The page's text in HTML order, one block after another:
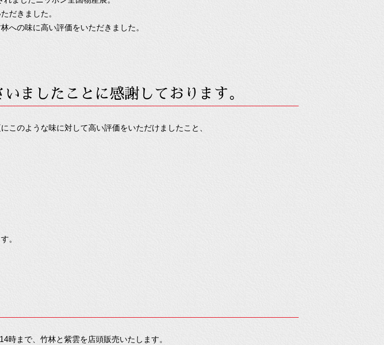
だきました。
への味に高い評価をいただきました。
ましたことに感謝しております。
このような味に対して高い評価をいただけましたこと、
。
時まで、竹林と紫雲を店頭販売いたします。